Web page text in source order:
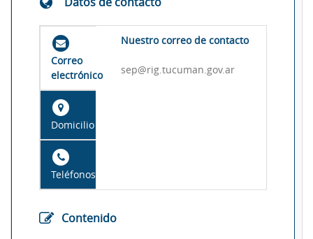
Correo
electrónico
Domicilio
Teléfonos
Nuestro correo de contacto
sep@rig.tucuman.gov.ar
Contenido